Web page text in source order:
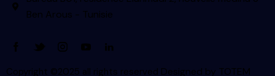
Ben Arous - Tunisie
Copyright ©2025 all rights reserved Designed by TOTEM